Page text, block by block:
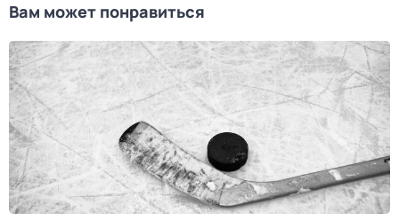
Вам может понравиться